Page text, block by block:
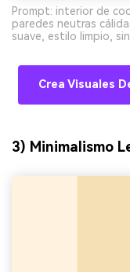
Prompt: interior de
paredes neutras
suave, estilo limpio,
Crea Visuales
3) Minimalismo